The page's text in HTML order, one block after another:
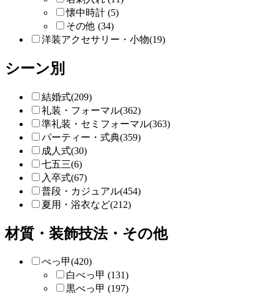
懐中時計 (5)
その他 (34)
洋装アクセサリー・小物(19)
シーン別
結婚式(209)
礼装・フォーマル(362)
準礼装・セミフォーマル(363)
パーティー・式典(359)
成人式(30)
七五三(6)
入卒式(67)
普段・カジュアル(454)
夏用・浴衣など(212)
材質・装飾技法・その他
べっ甲(420)
白べっ甲 (131)
黒べっ甲 (197)